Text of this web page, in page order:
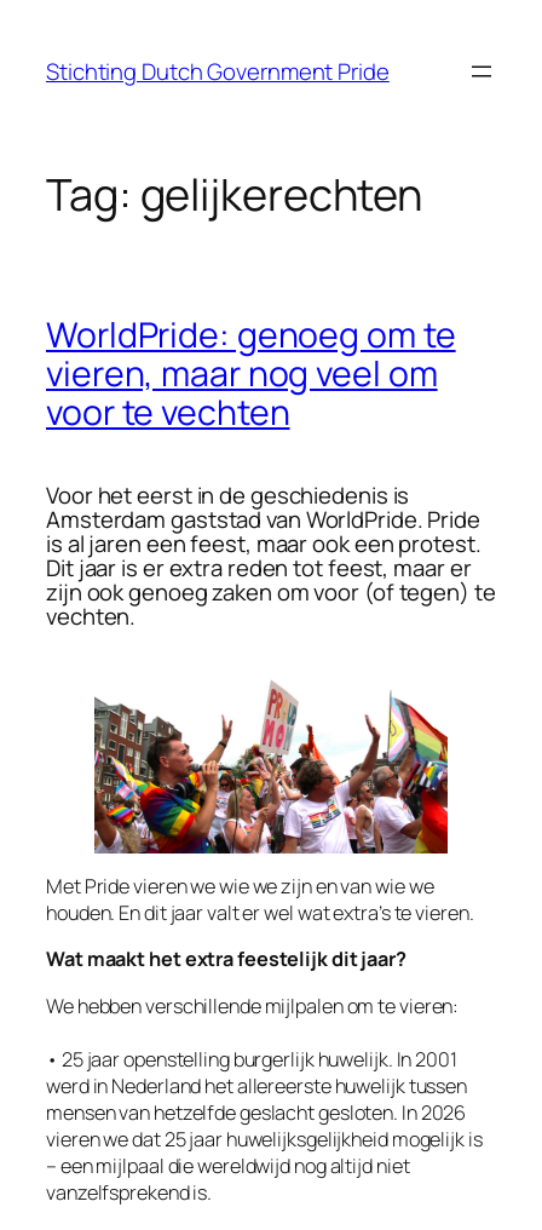
Stichting Dutch Government Pride
Tag: gelijkerechten
WorldPride: genoeg om te
vieren, maar nog veel om
voor te vechten
Voor het eerst in de geschiedenis is
Amsterdam gaststad van WorldPride. Pride
is al jaren een feest, maar ook een protest.
Dit jaar is er extra reden tot feest, maar er
zijn ook genoeg zaken om voor (of tegen) te
vechten.
Met Pride vieren we wie we zijn en van wie we
houden. En dit jaar valt er wel wat extra’s te vieren.
Wat maakt het extra feestelijk dit jaar?
We hebben verschillende mijlpalen om te vieren:
• 25 jaar openstelling burgerlijk huwelijk. In 2001
werd in Nederland het allereerste huwelijk tussen
mensen van hetzelfde geslacht gesloten. In 2026
vieren we dat 25 jaar huwelijksgelijkheid mogelijk is
– een mijlpaal die wereldwijd nog altijd niet
vanzelfsprekend is.